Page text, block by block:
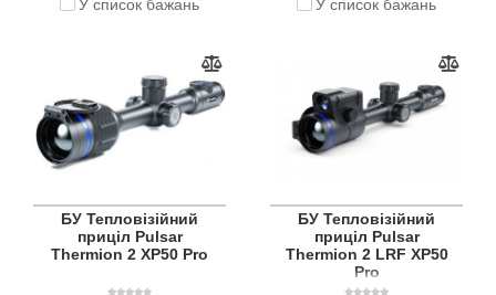
У список бажань
У список бажань
БУ Тепловізійний
приціл Pulsar
Thermion 2 XP50 Pro
БУ Тепловізійний
приціл Pulsar
Thermion 2 LRF XP50
Pro